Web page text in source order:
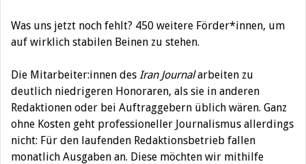
Was uns jetzt noch fehlt? 450 weitere Förder*innen, um
auf wirklich stabilen Beinen zu stehen.
Die Mitarbeiter:innen des Iran Journalarbeiten zu
deutlich niedrigeren Honoraren, als sie in anderen
Redaktionen oder bei Auftraggebern üblich wären. Ganz
ohne Kosten geht professioneller Journalismus allerdings
nicht: Für den laufenden Redaktionsbetrieb fallen
monatlich Ausgaben an. Diese möchten wir mithilfe